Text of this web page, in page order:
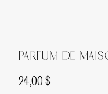
Parfum de
Prix
24,00 $